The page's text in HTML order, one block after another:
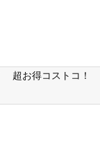
超お得コストコ！